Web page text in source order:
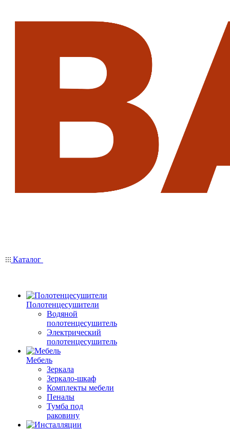
Каталог
Полотенцесушители
Водяной
полотенцесушитель
Электрический
полотенцесушитель
Мебель
Зеркала
Зеркало-шкаф
Комплекты мебели
Пеналы
Тумба под
раковину